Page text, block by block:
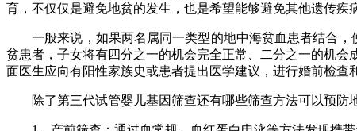
育，不仅仅是避免地贫的发生，也是希望能够避免其他遗传疾
一般来说，如果两名属同一类型的地中海贫血患者结合，
贫患者，子女将有四分之一的机会完全正常、二分之一的机
面医生应向有阳性家族史或患者提出医学建议，进行婚前检查
除了第三代试管婴儿基因筛查还有哪些筛查方法可以预防